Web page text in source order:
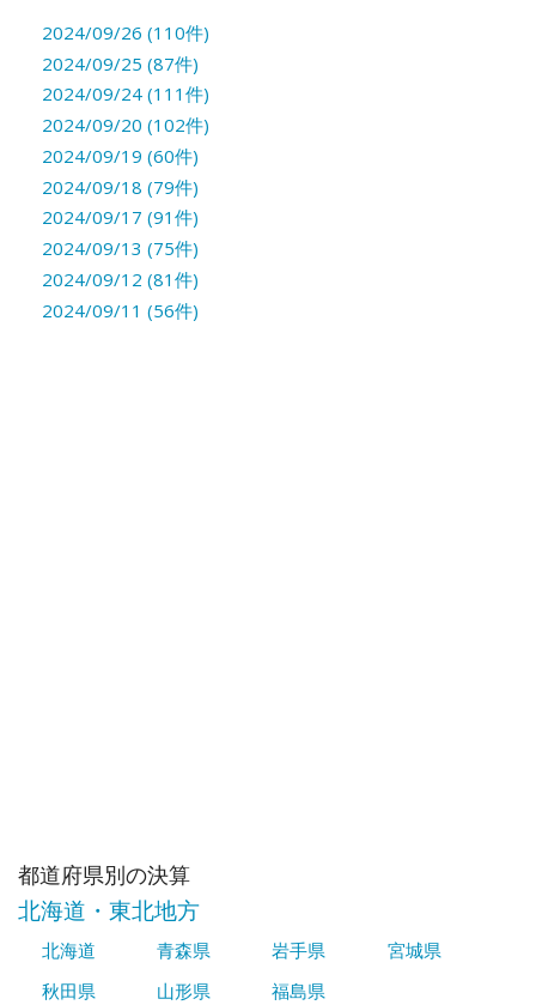
2024/09/26 (110件)
2024/09/25 (87件)
2024/09/24 (111件)
2024/09/20 (102件)
2024/09/19 (60件)
2024/09/18 (79件)
2024/09/17 (91件)
2024/09/13 (75件)
2024/09/12 (81件)
2024/09/11 (56件)
都道府県別の決算
北海道・東北地方
北海道 青森県 岩手県
宮城県
秋田県
山形県 福島県